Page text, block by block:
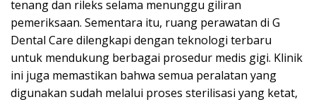
tenang dan rileks selama menunggu giliran
pemeriksaan. Sementara itu, ruang perawatan di G
Dental Care dilengkapi dengan teknologi terbaru
untuk mendukung berbagai prosedur medis gigi. Klinik
ini juga memastikan bahwa semua peralatan yang
digunakan sudah melalui proses sterilisasi yang ketat,